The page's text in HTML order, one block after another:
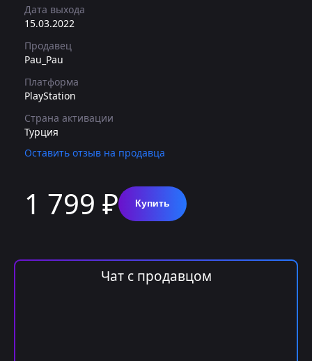
Дата выхода
15.03.2022
Продавец
Pau_Pau
Платформа
PlayStation
Страна активации
Турция
Оставить отзыв на продавца
1 799 ₽ Купить
Чат с продавцом